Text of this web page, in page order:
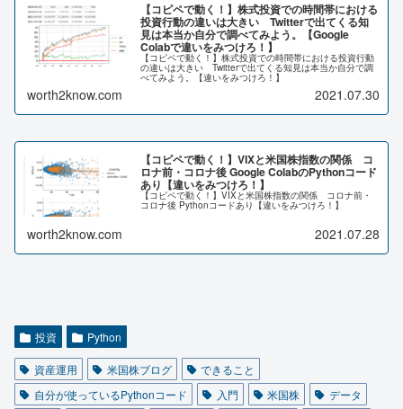
【コピペで動く！】株式投資での時間帯における
投資行動の違いは大きい Twitterで出てくる知
見は本当か自分で調べてみよう。【Google
Colabで違いをみつけろ！】
【コピペで動く！】株式投資での時間帯における投資行動
の違いは大きい Twitterで出てくる知見は本当か自分で調
べてみよう。【違いをみつけろ！】
worth2know.com 2021.07.30
【コピペで動く！】VIXと米国株指数の関係 コ
ロナ前・コロナ後 Google ColabのPythonコード
あり【違いをみつけろ！】
【コピペで動く！】VIXと米国株指数の関係 コロナ前・
コロナ後 Pythonコードあり【違いをみつけろ！】
worth2know.com 2021.07.28
投資 Python
資産運用 米国株ブログ
できること
自分が使っているPythonコード
入門 米国株
データ